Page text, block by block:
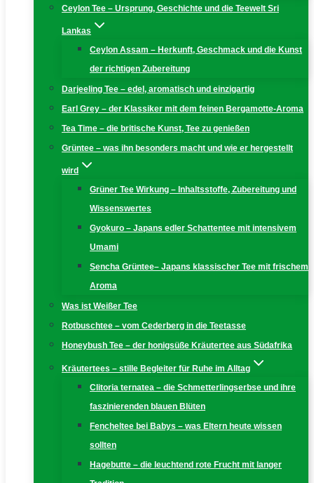
Ceylon Tee – Ursprung, Geschichte und die Teewelt Sri
Lankas
Ceylon Assam – Herkunft, Geschmack und die Kunst
der richtigen Zubereitung
Darjeeling Tee – edel, aromatisch und einzigartig
Earl Grey – der Klassiker mit dem feinen Bergamotte-Aroma
Tea Time – die britische Kunst, Tee zu genießen
Grüntee – was ihn besonders macht und wie er hergestellt
wird
Grüner Tee Wirkung – Inhaltsstoffe, Zubereitung und
Wissenswertes
Gyokuro – Japans edler Schattentee mit intensivem
Umami
Sencha Grüntee– Japans klassischer Tee mit frischem
Aroma
Was ist Weißer Tee
Rotbuschtee – vom Cederberg in die Teetasse
Honeybush Tee – der honigsüße Kräutertee aus Südafrika
Kräutertees – stille Begleiter für Ruhe im Alltag
Clitoria ternatea – die Schmetterlingserbse und ihre
faszinierenden blauen Blüten
Fencheltee bei Babys – was Eltern heute wissen
sollten
Hagebutte – die leuchtend rote Frucht mit langer